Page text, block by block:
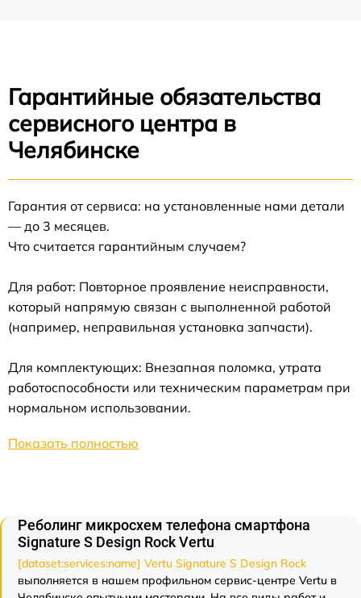
Гарантийные обязательства
сервисного центра в
Челябинске
Гарантия от сервиса: на установленные нами детали
— до 3 месяцев.
Что считается гарантийным случаем?
Для работ: Повторное проявление неисправности,
который напрямую связан с выполненной работой
(например, неправильная установка запчасти).
Для комплектующих: Внезапная поломка, утрата
работоспособности или техническим параметрам при
нормальном использовании.
Показать полностью
Реболинг микросхем телефона смартфона
Signature S Design Rock Vertu
[dataset:services:name] Vertu Signature S Design Rock
выполняется в нашем профильном сервис-центре Vertu в